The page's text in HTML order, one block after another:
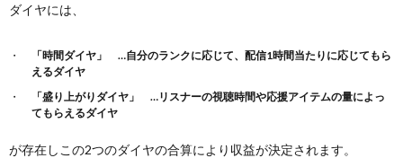
ダイヤには、
「時間ダイヤ」 …自分のランクに応じて、配信1時間当たりに応じてもら
えるダイヤ
「盛り上がりダイヤ」 …リスナーの視聴時間や応援アイテムの量によっ
てもらえるダイヤ
が存在しこの2つのダイヤの合算により収益が決定されます。